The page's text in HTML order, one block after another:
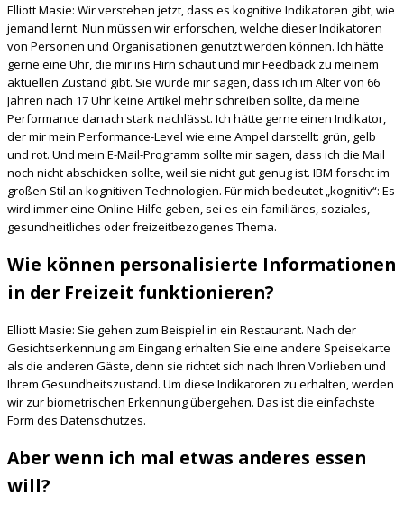
Elliott Masie: Wir verstehen jetzt, dass es kognitive Indikatoren gibt, wie
jemand lernt. Nun müssen wir erforschen, welche dieser Indikatoren
von Personen und Organisationen genutzt werden können. Ich hätte
gerne eine Uhr, die mir ins Hirn schaut und mir Feedback zu meinem
aktuellen Zustand gibt. Sie würde mir sagen, dass ich im Alter von 66
Jahren nach 17 Uhr keine Artikel mehr schreiben sollte, da meine
Performance danach stark nachlässt. Ich hätte gerne einen Indikator,
der mir mein Performance-Level wie eine Ampel darstellt: grün, gelb
und rot. Und mein E-Mail-Programm sollte mir sagen, dass ich die Mail
noch nicht abschicken sollte, weil sie nicht gut genug ist. IBM forscht im
großen Stil an kognitiven Technologien. Für mich bedeutet „kognitiv“: Es
wird immer eine Online-Hilfe geben, sei es ein familiäres, soziales,
gesundheitliches oder freizeitbezogenes Thema.
Wie können personalisierte Informationen
in der Freizeit funktionieren?
Elliott Masie: Sie gehen zum Beispiel in ein Restaurant. Nach der
Gesichtserkennung am Eingang erhalten Sie eine andere Speisekarte
als die anderen Gäste, denn sie richtet sich nach Ihren Vorlieben und
Ihrem Gesundheitszustand. Um diese Indikatoren zu erhalten, werden
wir zur biometrischen Erkennung übergehen. Das ist die einfachste
Form des Datenschutzes.
Aber wenn ich mal etwas anderes essen
will?